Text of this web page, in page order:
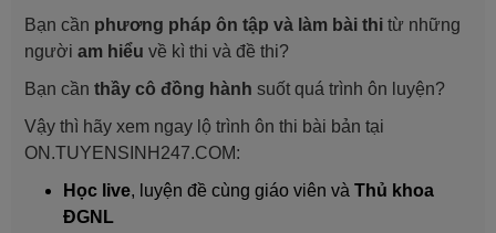
Bạn cần phương pháp ôn tập và làm bài thi từ những
người am hiểu về kì thi và đề thi?
Bạn cần thầy cô đồng hành suốt quá trình ôn luyện?
Vậy thì hãy xem ngay lộ trình ôn thi bài bản tại
ON.TUYENSINH247.COM:
Học live, luyện đề cùng giáo viên và Thủ khoa
ĐGNL